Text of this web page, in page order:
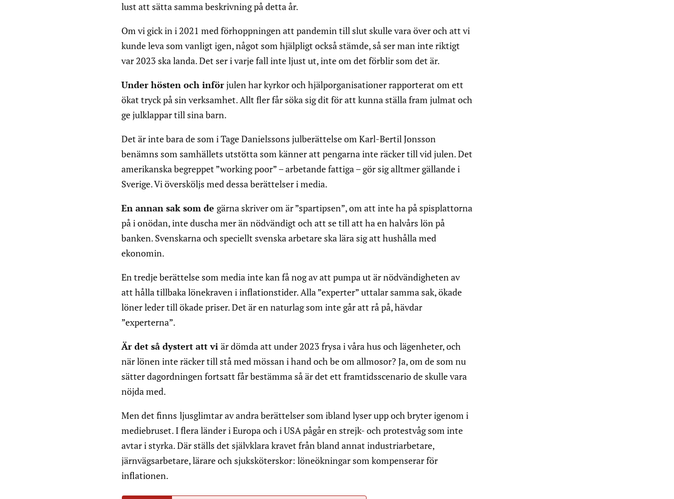
lust att sätta samma beskrivning på detta år.
Om vi gick in i 2021 med förhoppningen att pandemin till slut skulle vara över och att vi
kunde leva som vanligt igen, något som hjälpligt också stämde, så ser man inte riktigt
var 2023 ska landa. Det ser i varje fall inte ljust ut, inte om det förblir som det är.
Under hösten och införjulen har kyrkor och hjälporganisationer rapporterat om ett
ökat tryck på sin verksamhet. Allt fler får söka sig dit för att kunna ställa fram julmat och
ge julklappar till sina barn.
Det är inte bara de som i Tage Danielssons julberättelse om Karl-Bertil Jonsson
benämns som samhällets utstötta som känner att pengarna inte räcker till vid julen. Det
amerikanska begreppet ”working poor” – arbetande fattiga – gör sig alltmer gällande i
Sverige. Vi översköljs med dessa berättelser i media.
En annan sak som de gärna skriver om är ”spartipsen”, om att inte ha på spisplattorna
på i onödan, inte duscha mer än nödvändigt och att se till att ha en halvårs lön på
banken. Svenskarna och speciellt svenska arbetare ska lära sig att hushålla med
ekonomin.
En tredje berättelse som media inte kan få nog av att pumpa ut är nödvändigheten av
att hålla tillbaka lönekraven i inflationstider. Alla ”experter” uttalar samma sak, ökade
löner leder till ökade priser. Det är en naturlag som inte går att rå på, hävdar
”experterna”.
Är det så dystert att vi är dömda att under 2023 frysa i våra hus och lägenheter, och
när lönen inte räcker till stå med mössan i hand och be om allmosor? Ja, om de som nu
sätter dagordningen fortsatt får bestämma så är det ett framtidsscenario de skulle vara
nöjda med.
Men det finns ljusglimtar av andra berättelser som ibland lyser upp och bryter igenom i
mediebruset. I flera länder i Europa och i USA pågår en strejk- och protestvåg som inte
avtar i styrka. Där ställs det självklara kravet från bland annat industriarbetare,
järnvägsarbetare, lärare och sjuksköterskor: löneökningar som kompenserar för
inflationen.